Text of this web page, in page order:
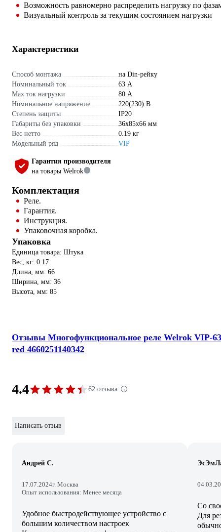
Возможность равномерно распределить нагрузку по
Визуальный контроль за текущим состоянием нагрузки
Характеристики
Способ монтажа
на Din-рейку
Номинальный ток
63 А
Max ток нагрузки
80 А
Номинальное напряжение
220(230) В
Степень защиты
IP20
Габариты без упаковки
36х85х66 мм
Вес нетто
0.19 кг
Модельный ряд
VIP
Гарантия производителя
на товары Welrok
Комплектация
Реле.
Гарантия.
Инструкция.
Упаковочная коробка.
Упаковка
Единица товара: Штука
Вес, кг: 0.17
Длина, мм: 66
Ширина, мм: 36
Высота, мм: 85
Отзывы Многофункциональное реле Welrok VIP-63
red 4660251140342
4.4 62 отзыва
Написать отзыв
Андрей С.
17.07.2024г. Москва
Опыт использования: Менее месяца
Удобное быстродействующее устройство с
большим количеством настроек
Со
Для